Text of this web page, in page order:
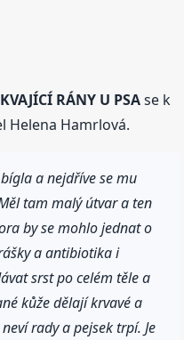
RÁNY U PSAse k
Helena Hamrlová.
a nejdříve se mu
tam malý útvar a ten
by se mohlo jednat o
a antibiotika i
srst po celém těle a
kůže dělají krvavé a
rady a pejsek trpí. Je